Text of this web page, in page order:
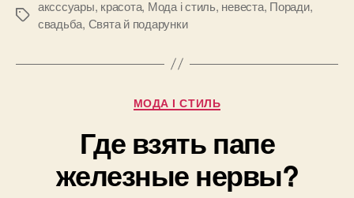
как
аксессуары”
Позначки
аксссуары, красота, Мода і стиль, невеста, Поради,
свадьба, Свята й подарунки
Категорії
МОДА І СТИЛЬ
Где взять папе
железные нервы?